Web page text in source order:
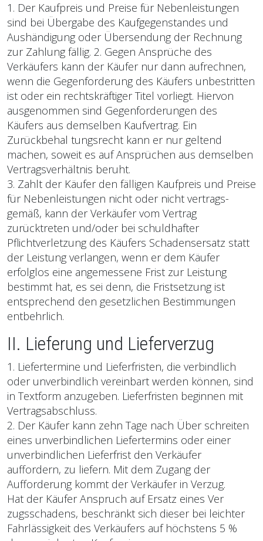
1. Der Kaufpreis und Preise für Nebenleistungen
sind bei Übergabe des Kaufgegenstandes und
Aushändigung oder Übersendung der Rechnung
zur Zahlung fällig. 2. Gegen Ansprüche des
Verkäufers kann der Käufer nur dann aufrechnen,
wenn die Gegenfor­derung des Käufers unbestritten
ist oder ein rechtskräftiger Titel vorliegt. Hiervon
ausgenommen sind Gegenforderungen des
Käufers aus demselben Kaufvertrag. Ein
Zurückbehal tungsrecht kann er nur geltend
machen, soweit es auf Ansprüchen aus demselben
Vertragsverhältnis be­ruht.
3. Zahlt der Käufer den fälligen Kaufpreis und Preise
für Nebenleistungen nicht oder nicht vertrags­
gemäß, kann der Verkäufer vom Vertrag
zurücktreten und/oder bei schuldhafter
Pflichtverletzung des Käufers Schadensersatz statt
der Leistung verlangen, wenn er dem Käufer
erfolglos eine an­gemessene Frist zur Leistung
bestimmt hat, es sei denn, die Fristsetzung ist
entsprechend den gesetzlichen Bestimmungen
entbehrlich.
II. Lieferung und Lieferverzug
1. Liefertermine und Lieferfristen, die verbindlich
oder unverbindlich vereinbart werden können, sind
in Textform anzugeben. Lieferfristen beginnen mit
Vertragsabschluss.
2. Der Käufer kann zehn Tage nach Über schreiten
eines unverbindlichen Liefertermins oder einer
unverbindlichen Lieferfrist den Verkäufer
auffordern, zu liefern. Mit dem Zugang der
Aufforderung kommt der Verkäufer in Verzug.
Hat der Käufer Anspruch auf Ersatz eines Ver
zugsschadens, beschränkt sich dieser bei leichter
Fahrlässigkeit des Verkäufers auf höchstens 5 %